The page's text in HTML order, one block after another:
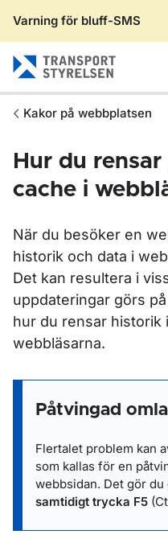
Varning för bluff-SMS
Kakor på webbplatsen
Hur du
cache i
När du besöker en
historik och data i
Det kan resultera i
uppdateringar görs
hur du rensar historik
webbläsarna.
Påtvingad
Flertalet problem kan
som kallas för en
webbsidan. Det gör
samtidigt trycka F5